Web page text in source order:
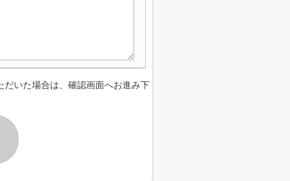
いた場合は、確認画面へお進み下